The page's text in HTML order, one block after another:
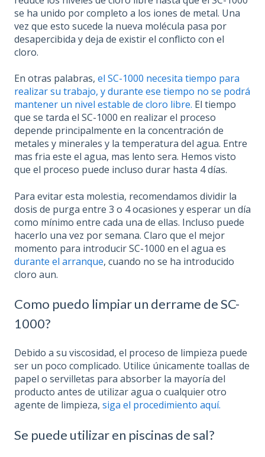
se ha unido por completo a los iones de metal. Una
vez que esto sucede la nueva molécula pasa por
desapercibida y deja de existir el conflicto con el
cloro.
En otras palabras, el SC-1000 necesita tiempo para
realizar su trabajo, y durante ese tiempo no se podrá
mantener un nivel estable de cloro libre. El tiempo
que se tarda el SC-1000 en realizar el proceso
depende principalmente en la concentración de
metales y minerales y la temperatura del agua. Entre
mas fria este el agua, mas lento sera. Hemos visto
que el proceso puede incluso durar hasta 4 días.
Para evitar esta molestia, recomendamos dividir la
dosis de purga entre 3 o 4 ocasiones y esperar un día
como mínimo entre cada una de ellas. Incluso puede
hacerlo una vez por semana. Claro que el mejor
momento para introducir SC-1000 en el agua es
durante el arranque, cuando no se ha introducido
cloro aun.
Como puedo limpiar un derrame de SC-
1000?
Debido a su viscosidad, el proceso de limpieza puede
ser un poco complicado. Utilice únicamente toallas de
papel o servilletas para absorber la mayoría del
producto antes de utilizar agua o cualquier otro
agente de limpieza, siga el procedimiento aquí.
Se puede utilizar en piscinas de sal?